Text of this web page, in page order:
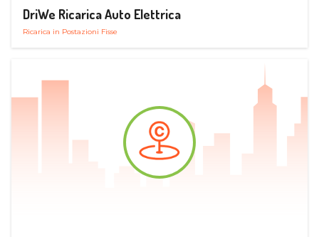
DriWe Ricarica Auto Elettrica
Ricarica in Postazioni Fisse